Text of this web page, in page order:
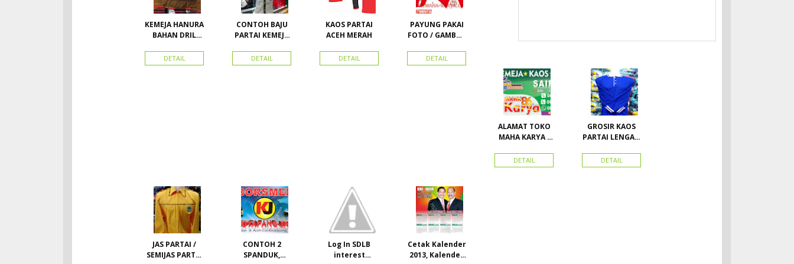
KEMEJA HANURA
BAHAN DRIL
HANURA
DETAIL
CONTOH BAJU
PARTAI KEMEJA
SEMUA ATRIBUT
PARTAI
DETAIL
KAOS PARTAI
ACEH MERAH
DETAIL
PAYUNG PAKAI
FOTO / GAMBAR
KAMPANYE,
PARTAI DAN
DETAIL
ALAMAT TOKO
MAHA KARYA /
PERDANA 411
DETAIL
GROSIR KAOS
PARTAI LENGAN
MURAH
LACOSTE SEMUA
DETAIL
JAS PARTAI /
SEMIJAS PARTAI
CONTOH 2
SPANDUK,
Log In SDLB
interest
Cetak Kalender
2013, Kalender